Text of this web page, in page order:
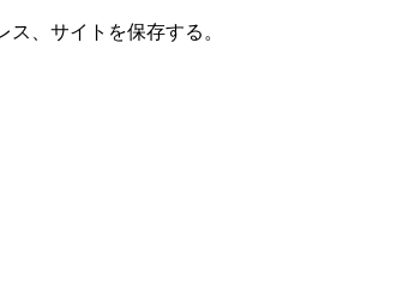
、サイトを保存する。